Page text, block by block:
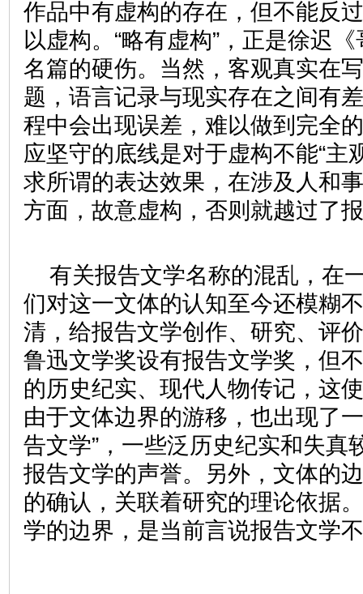
作品中有虚构的存在，但不能反
以虚构。“略有虚构”，正是徐迟
名篇的硬伤。当然，客观真实在
题，语言记录与现实存在之间有
程中会出现误差，难以做到完全
应坚守的底线是对于虚构不能“主
求所谓的表达效果，在涉及人和
方面，故意虚构，否则就越过
有关报告文学名称的混乱，在
们对这一文体的认知至今还模糊
清，给报告文学创作、研究、评
鲁迅文学奖设有报告文学奖，但
的历史纪实、现代人物传记，这
由于文体边界的游移，也出现了
告文学”，一些泛历史纪实和失真
报告文学的声誉。另外，文体的
的确认，关联着研究的理论依据
学的边界，是当前言说报告文学